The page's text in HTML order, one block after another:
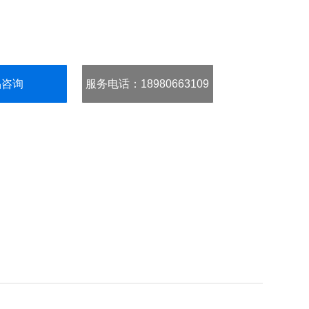
询 服务电话 ：18980663109